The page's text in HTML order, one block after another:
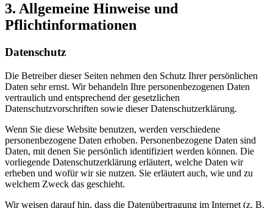
3. Allgemeine Hinweise und
Pflichtinformationen
Datenschutz
Die Betreiber dieser Seiten nehmen den Schutz Ihrer persönlichen
Daten sehr ernst. Wir behandeln Ihre personenbezogenen Daten
vertraulich und entsprechend der gesetzlichen
Datenschutzvorschriften sowie dieser Datenschutzerklärung.
Wenn Sie diese Website benutzen, werden verschiedene
personenbezogene Daten erhoben. Personenbezogene Daten sind
Daten, mit denen Sie persönlich identifiziert werden können. Die
vorliegende Datenschutzerklärung erläutert, welche Daten wir
erheben und wofür wir sie nutzen. Sie erläutert auch, wie und zu
welchem Zweck das geschieht.
Wir weisen darauf hin, dass die Datenübertragung im Internet (z. B.